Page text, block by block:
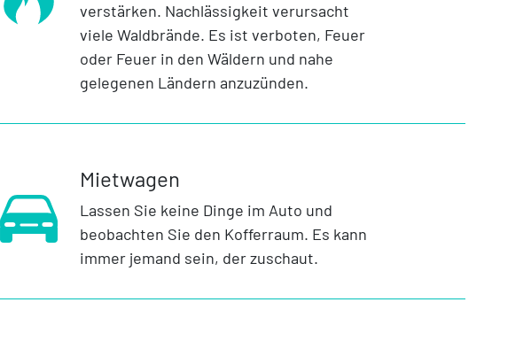
verstärken. Nachlässigkeit verursacht
viele Waldbrände. Es ist verboten, Feuer
oder Feuer in den Wäldern und nahe
gelegenen Ländern anzuzünden.
Mietwagen
Lassen Sie keine Dinge im Auto und
beobachten Sie den Kofferraum. Es kann
immer jemand sein, der zuschaut.